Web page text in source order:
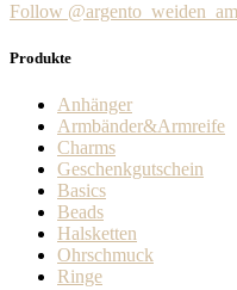
Follow
Produkte
Anhänger
Armbänder&Armreife
Charms
Geschenkgutschein
Basics
Beads
Halsketten
Ohrschmuck
Ringe